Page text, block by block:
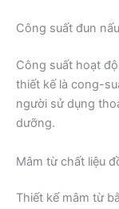
Công suất đun
Công suất hoạt
thiết kế là cong-
người sử dụng
dưỡng.
Mâm từ chất liệu
Thiết kế mâm từ